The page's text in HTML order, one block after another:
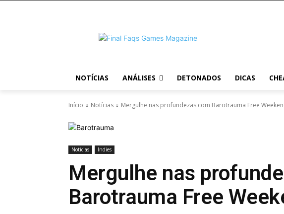
NOTÍCIAS ANÁLISES DETONADOS DICAS
Início Notícias Mergulhe nas profundezas com Barotrauma Free
Notícias Indies
Mergulhe nas
Barotrauma Free